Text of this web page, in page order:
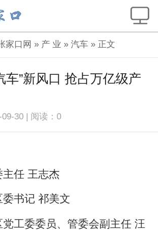
家口网 » 产 业 »汽车 » 正文
车”新风口 抢占万亿级产
09-30 | 阅读：0
主任 王志杰
委书记 祁美文
党工委委员、管委会副主任 汪